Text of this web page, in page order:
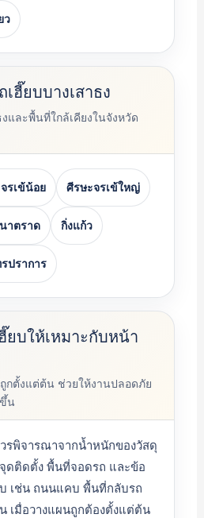
ว
ฮี๊ยบบางเสาธง
และพื้นที่ใกล้เคียงในจังหวัด
รเข้น้อย ศีรษะจรเข้ใหญ่
าตราด กิ่งแก้ว
ปราการ
ยบให้เหมาะกับหน้า
ถูกตั้งแต่ต้น ช่วยให้งานปลอดภัย
น
วรพิจารณาจากน้ำหนักของวัสดุ
ดติดตั้ง พื้นที่จอดรถ และข้อ
เช่น ถนนแคบ พื้นที่กลับรถ
เมื่อวางแผนถูกต้องตั้งแต่ต้น